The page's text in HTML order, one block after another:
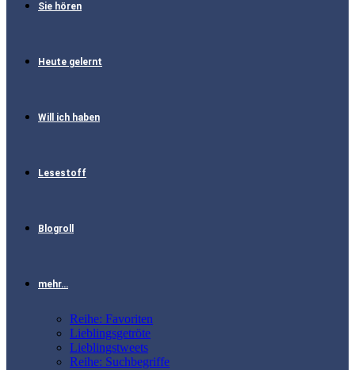
Sie hören
Heute gelernt
Will ich haben
Lesestoff
Blogroll
mehr…
Reihe: Favoriten
Lieblingsgetröte
Lieblingstweets
Reihe: Suchbegriffe